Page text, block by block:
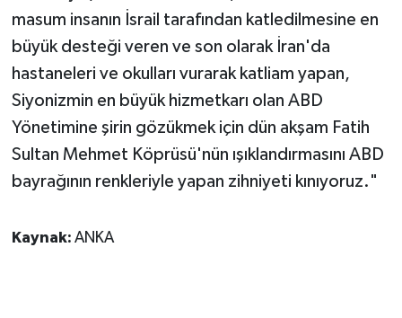
masum insanın İsrail tarafından katledilmesine en
büyük desteği veren ve son olarak İran'da
hastaneleri ve okulları vurarak katliam yapan,
Siyonizmin en büyük hizmetkarı olan ABD
Yönetimine şirin gözükmek için dün akşam Fatih
Sultan Mehmet Köprüsü'nün ışıklandırmasını ABD
bayrağının renkleriyle yapan zihniyeti kınıyoruz."
Kaynak: ANKA